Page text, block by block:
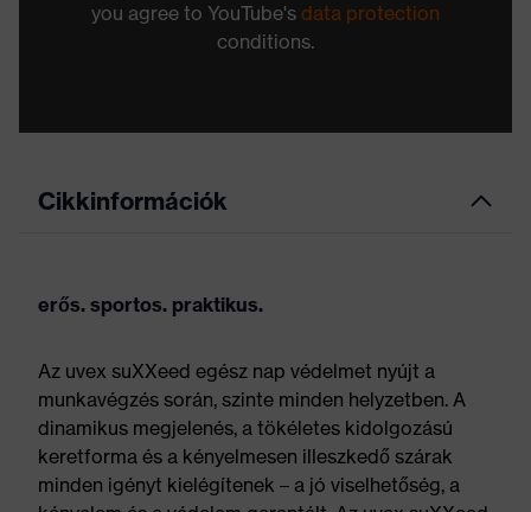
you agree to YouTube's data protection
conditions.
Cikkinformációk
erős. sportos. praktikus.
Az uvex suXXeed egész nap védelmet nyújt a
munkavégzés során, szinte minden helyzetben. A
dinamikus megjelenés, a tökéletes kidolgozású
keretforma és a kényelmesen illeszkedő szárak
minden igényt kielégítenek – a jó viselhetőség, a